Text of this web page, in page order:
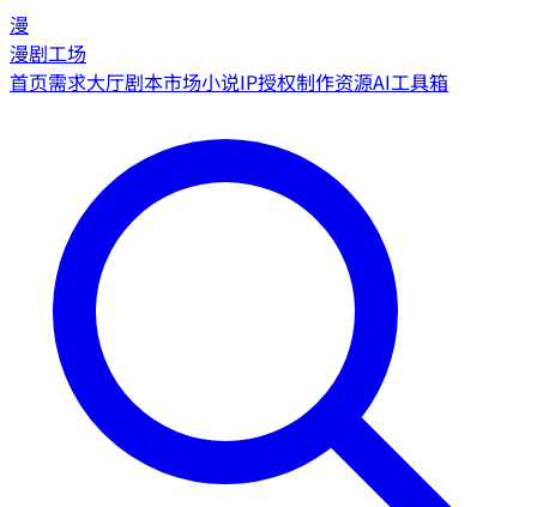
漫
漫剧工场
首页需求大厅剧本市场小说IP授权制作资源AI工具箱